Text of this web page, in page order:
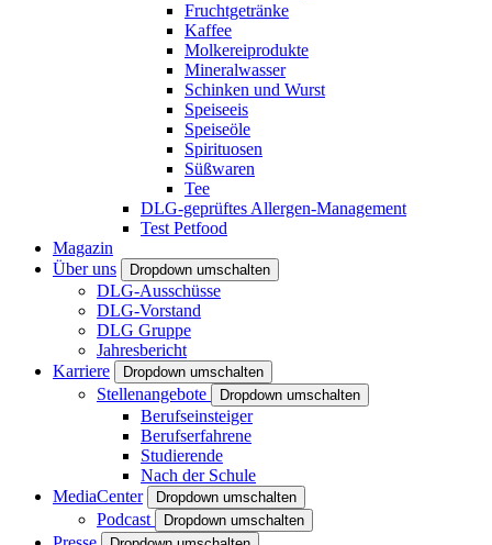
Fruchtgetränke
Kaffee
Molkereiprodukte
Mineralwasser
Schinken und Wurst
Speiseeis
Speiseöle
Spirituosen
Süßwaren
Tee
DLG-geprüftes Allergen-Management
Test Petfood
Magazin
Über uns
Dropdown umschalten
DLG-Ausschüsse
DLG-Vorstand
DLG Gruppe
Jahresbericht
Karriere
Dropdown umschalten
Stellenangebote Dropdown umschalten
Berufseinsteiger
Berufserfahrene
Studierende
Nach der Schule
MediaCenter
Dropdown umschalten
Podcast Dropdown umschalten